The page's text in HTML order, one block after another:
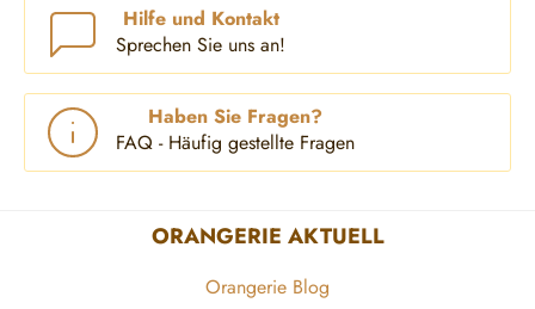
Hilfe und Kontakt
Sprechen Sie uns an!
Haben Sie Fragen?
FAQ - Häufig gestellte Fragen
ORANGERIE AKTUELL
Orangerie Blog